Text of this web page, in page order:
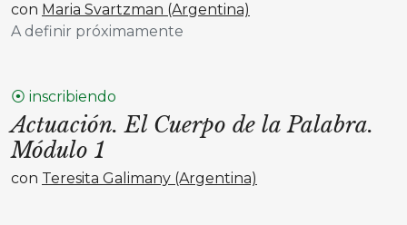
con Maria Svartzman (Argentina)
A definir próximamente
⦿ inscribiendo
Actuación. El Cuerpo de la Palabra.
Módulo 1
con Teresita Galimany (Argentina)